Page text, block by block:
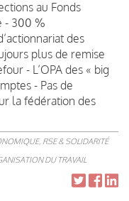
au Fonds
- 300 %
des
plus de remise
- L’OPA des « big
- Pas de
la fédération des
RSE & SOLIDARITÉ
DU TRAVAIL